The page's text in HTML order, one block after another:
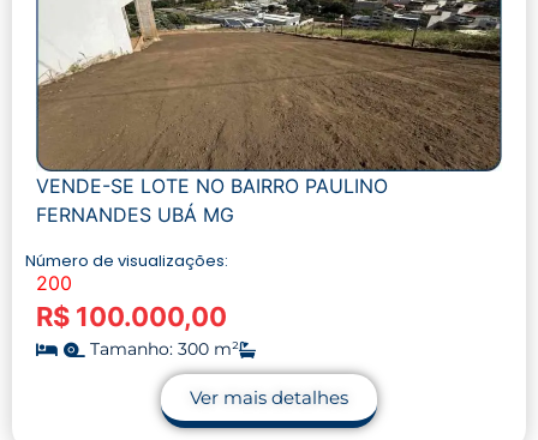
VENDE-SE LOTE NO BAIRRO PAULINO
FERNANDES UBÁ MG
Número de visualizações:
200
R$ 100.000,00
Tamanho: 300 m²
Ver mais detalhes